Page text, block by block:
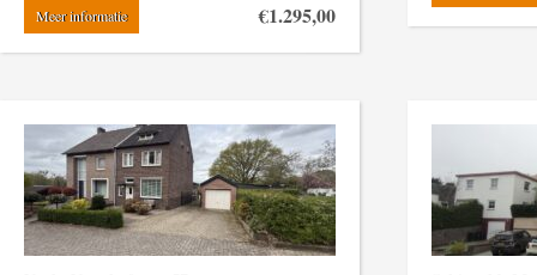
Meer informatie €1.295,00